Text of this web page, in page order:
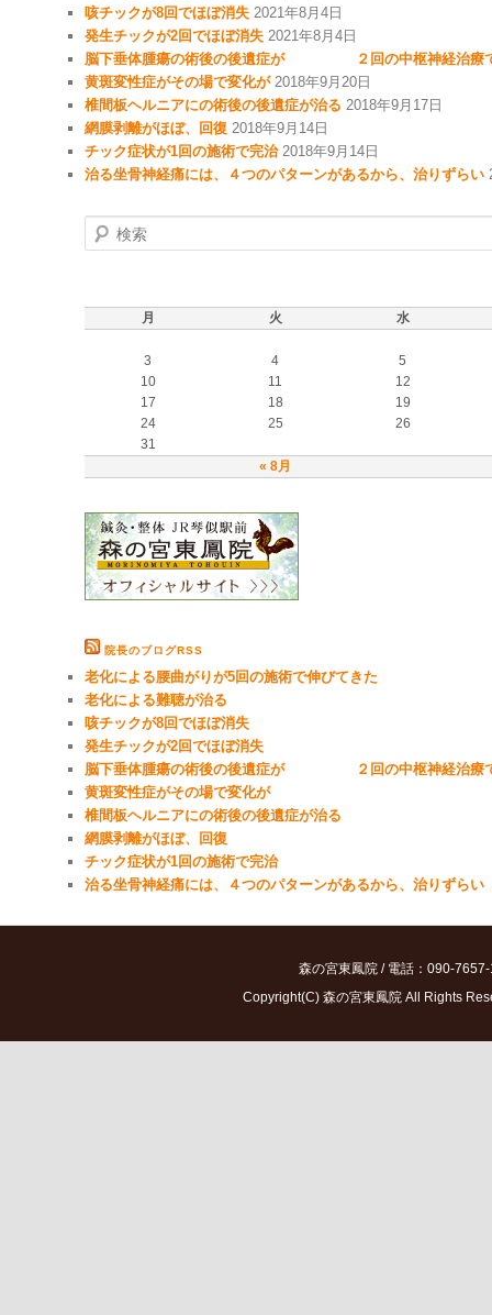
咳チックが8回でほぼ消失 2021年8月4日
発生チックが2回でほぼ消失 2021年8月4日
脳下垂体腫瘍の術後の後遺症が ２回の中枢神経治療
黄斑変性症がその場で変化が 2018年9月20日
椎間板ヘルニアにの術後の後遺症が治る 2018年9月17日
網膜剥離がほぼ、回復 2018年9月14日
チック症状が1回の施術で完治 2018年9月14日
治る坐骨神経痛には、４つのパターンがあるから、治りずらい
検索
月 火 水
« 8月
3 4
5
10
11
12
17
18
19
24
25
26
31
院長のブログRSS
老化による腰曲がりが5回の施術で伸びてきた
老化による難聴が治る
咳チックが8回でほぼ消失
発生チックが2回でほぼ消失
脳下垂体腫瘍の術後の後遺症が ２回の中枢神経治療
黄斑変性症がその場で変化が
椎間板ヘルニアにの術後の後遺症が治る
網膜剥離がほぼ、回復
チック症状が1回の施術で完治
治る坐骨神経痛には、４つのパターンがあるから、治りずらい
森の宮東鳳院 / 電話：090-
Copyright(C) 森の宮東鳳院 All Rights